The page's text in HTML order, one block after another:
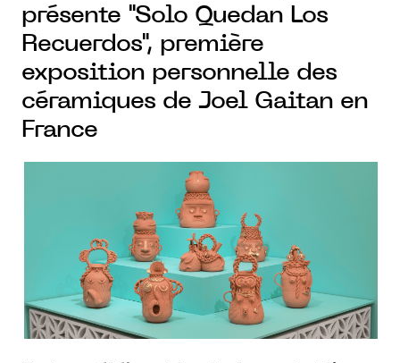
présente "Solo Quedan Los
Recuerdos", première
exposition personnelle des
céramiques de Joel Gaitan en
France